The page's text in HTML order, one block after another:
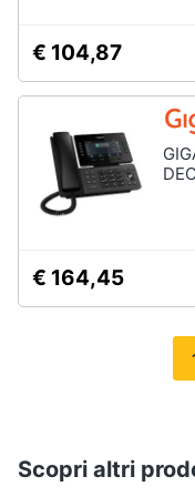
€ 104,87
€ 164,45
Scopri altri